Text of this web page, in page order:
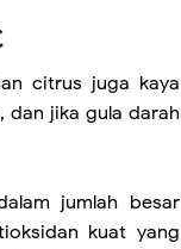
citrus juga kaya
dan jika gula darah
jumlah besar
kuat yang